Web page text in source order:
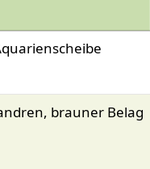
brauner Belag